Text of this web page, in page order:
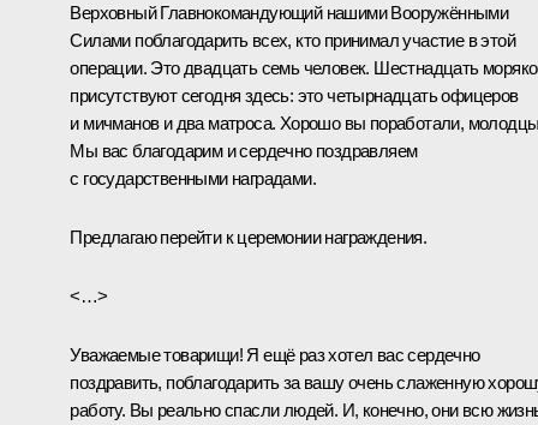
Верховный Главнокомандующий нашими Вооружёнными
Силами поблагодарить всех, кто принимал участие в этой
операции. Это двадцать семь человек. Шестнадцать
присутствуют сегодня здесь: это четырнадцать офицеров
и мичманов и два матроса. Хорошо вы поработали,
Мы вас благодарим и сердечно поздравляем
с государственными наградами.
Предлагаю перейти к церемонии награждения.
<…>
Уважаемые товарищи! Я ещё раз хотел вас сердечно
поздравить, поблагодарить за вашу очень слаженную
работу. Вы реально спасли людей. И, конечно, они всю